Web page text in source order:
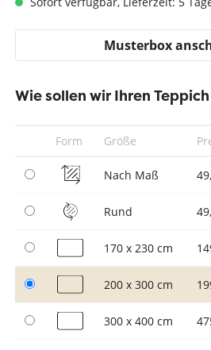
Musterbox
Wie sollen wir Ihren
Form Größe
Nach Maß
Rund
170 x 230 cm
200 x 300 cm
300 x 400 cm